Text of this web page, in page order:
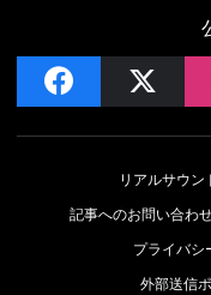
facebook
リアルサウン
記事へのお問い合わ
プライバシ
外部送信